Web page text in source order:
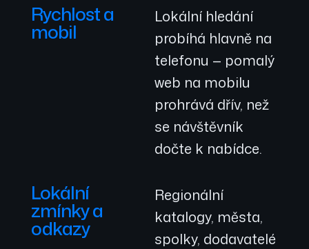
Rychlost a
mobil
Lokální hledání
probíhá hlavně na
telefonu — pomalý
web na mobilu
prohrává dřív, než
se návštěvník
dočte k nabídce.
Lokální
zmínky a
odkazy
Regionální
katalogy, města,
spolky, dodavatelé